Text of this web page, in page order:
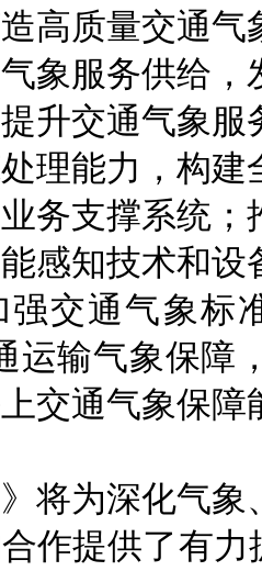
高质量交通
象服务供给
升交通气象
理能力，构
务支撑系统
感知技术和
强交通气象标
运输气象保障
交通气象保障
为深化气象
作提供了有力